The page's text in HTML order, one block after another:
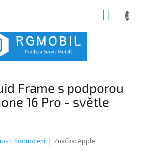
Frame s podporou
16 Pro - světle
hodnocení Značka: Apple